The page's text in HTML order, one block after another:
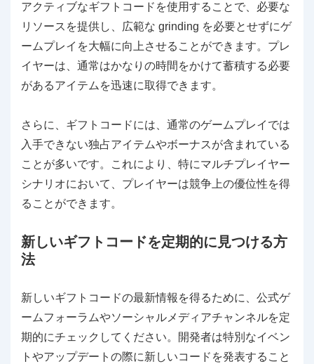
アクティブなギフトコードを使用することで、必要な
リソースを提供し、広範な grinding を必要とせずにゲ
ームプレイを大幅に向上させることができます。プレ
イヤーは、通常はかなりの時間をかけて蓄積する必要
があるアイテムを迅速に取得できます。
さらに、ギフトコードには、通常のゲームプレイでは
入手できない独占アイテムやボーナスが含まれている
ことが多いです。これにより、特にマルチプレイヤー
シナリオにおいて、プレイヤーは競争上の優位性を得
ることができます。
新しいギフトコードを定期的に見つける方
法
新しいギフトコードの最新情報を得るために、公式ゲ
ームフォーラムやソーシャルメディアチャンネルを定
期的にチェックしてください。開発者は特別なイベン
トやアップデートの際に新しいコードを発表すること